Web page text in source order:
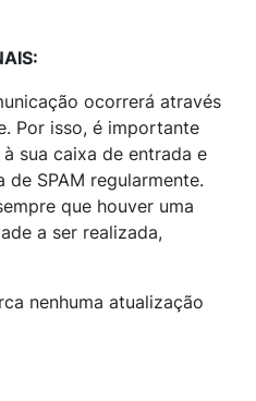
ocorrerá através
Por isso, é importante
sua caixa de entrada e
SPAM regularmente.
que houver uma
a ser realizada,
nenhuma atualização